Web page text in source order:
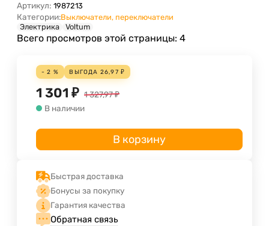
Артикул: 1987213
Категории:Выключатели, переключатели
Электрика
Voltum
Всего просмотров этой страницы: 4
- 2 % ВЫГОДА 26,97 ₽
1 301 ₽ 1 327,97₽
В наличии
В корзину
Быстрая доставка
Бонусы за покупку
Гарантия качества
Обратная связь